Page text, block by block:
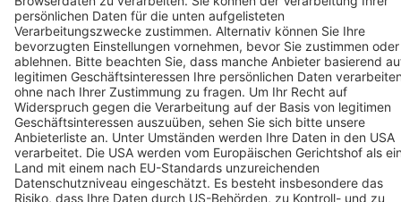
Termin eintragen